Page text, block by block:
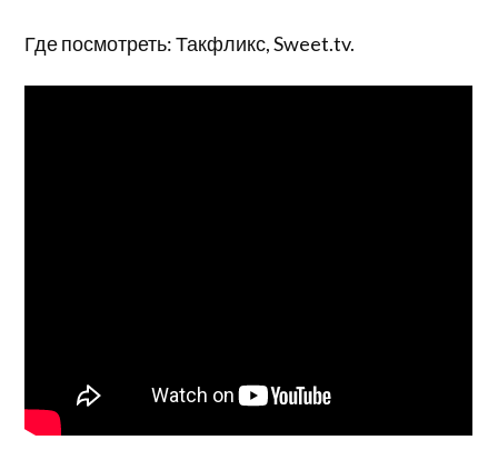
Где посмотреть: Такфликс, Sweet.tv.